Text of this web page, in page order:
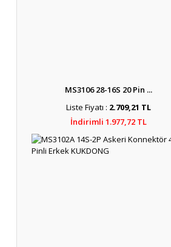
MS3106 28-16S 20 Pin ...
Liste Fiyatı : 2.709,21 TL
İndirimli 1.977,72 TL